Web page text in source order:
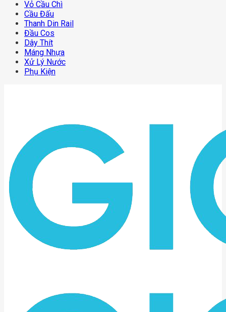
Vỏ Cầu Chì
Cầu Đấu
Thanh Din Rail
Đầu Cos
Dây Thít
Máng Nhựa
Xử Lý Nước
Phụ Kiện